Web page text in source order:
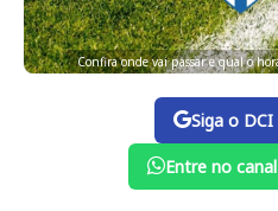
Confira onde vai passar e qual o
Siga o
Entre no